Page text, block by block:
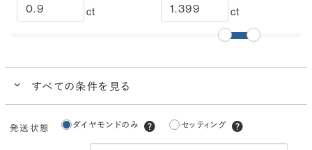
ct ct
すべての条件を見る
発送状態 ダイヤモンドのみ セッティング